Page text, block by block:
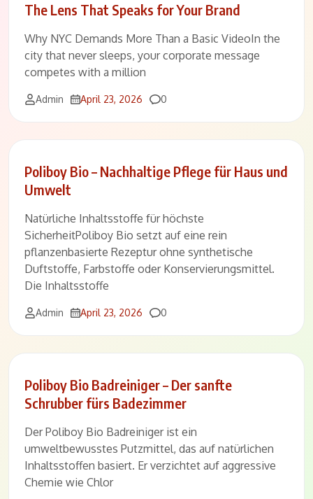
The Lens That Speaks for Your Brand
Why NYC Demands More Than a Basic VideoIn the
city that never sleeps, your corporate message
competes with a million
Admin April 23, 2026 Comments
0
Poliboy Bio – Nachhaltige Pflege für Haus und
Umwelt
Natürliche Inhaltsstoffe für höchste
SicherheitPoliboy Bio setzt auf eine rein
pflanzenbasierte Rezeptur ohne synthetische
Duftstoffe, Farbstoffe oder Konservierungsmittel.
Die Inhaltsstoffe
Admin April 23, 2026 Comments
0
Poliboy Bio Badreiniger – Der sanfte
Schrubber fürs Badezimmer
Der Poliboy Bio Badreiniger ist ein
umweltbewusstes Putzmittel, das auf natürlichen
Inhaltsstoffen basiert. Er verzichtet auf aggressive
Chemie wie Chlor